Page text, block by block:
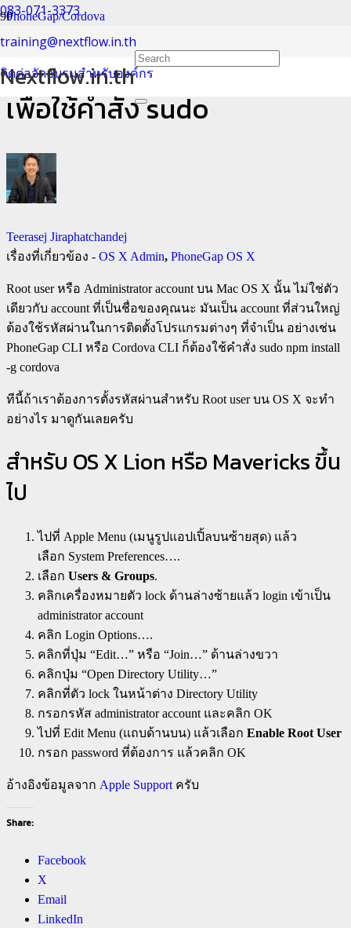
083-071-3373
training@nextflow.in.th
ติดต่อจัดอบรมสำหรับองค์กร
Nextflow.in.th
PhoneGap/Cordova
วิธีตั้งค่า Root User ใน OS X
เพื่อใช้คำสั่ง sudo
Teerasej Jiraphatchandej
เรื่องที่เกี่ยวข้อง - OS X Admin, PhoneGap OS X
Root user หรือ Administrator account บน Mac OS X นั้น ไม่ใช่ตัว
เดียวกับ account ที่เป็นชื่อของคุณนะ มันเป็น account ที่ส่วนใหญ่
ต้องใช้รหัสผ่านในการติดตั้งโปรแกรมต่างๆ ที่จำเป็น อย่างเช่น
PhoneGap CLI หรือ Cordova CLI ก็ต้องใช้คำสั่ง sudo npm install
-g cordova
ทีนี้ถ้าเราต้องการตั้งรหัสผ่านสำหรับ Root user บน OS X จะทำ
อย่างไร มาดูกันเลยครับ
สำหรับ OS X Lion หรือ Mavericks ขึ้น
ไป
ไปที่ Apple Menu (เมนูรูปแอปเปิ้ลบนซ้ายสุด) แล้ว
เลือก System Preferences….
เลือก Users & Groups.
คลิกเครื่องหมายตัว lock ด้านล่างซ้ายแล้ว login เข้าเป็น
administrator account
คลิก Login Options….
คลิกที่ปุ่ม “Edit…” หรือ “Join…” ด้านล่างขวา
คลิกปุ่ม “Open Directory Utility…”
คลิกที่ตัว lock ในหน้าต่าง Directory Utility
กรอกรหัส administrator account และคลิก OK
ไปที่ Edit Menu (แถบด้านบน) แล้วเลือก Enable Root User
กรอก password ที่ต้องการ แล้วคลิก OK
อ้างอิงข้อมูลจาก Apple Support ครับ
Share:
Facebook
X
Email
LinkedIn